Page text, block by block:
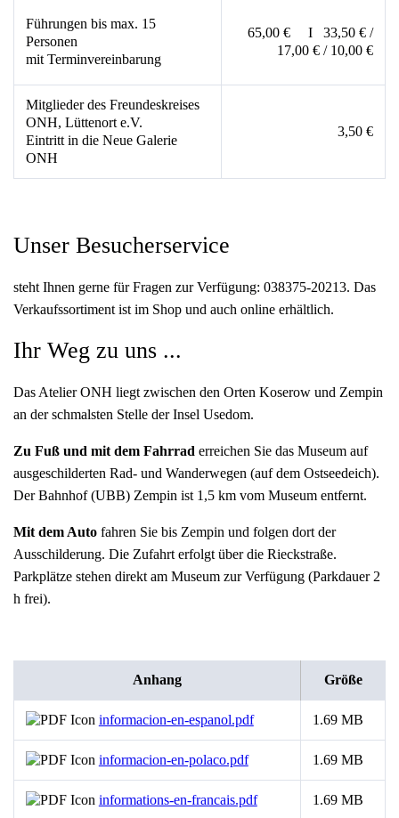
Führungen bis max. 15
Personen
mit Terminvereinbarung
65,00 € I 33,50 € /
17,00 € / 10,00 €
Mitglieder des Freundeskreises
ONH, Lüttenort e.V.
Eintritt in die Neue Galerie
ONH
3,50 €
Unser Besucherservice
steht Ihnen gerne für Fragen zur Verfügung: 038375-20213. Das
Verkaufssortiment ist im Shop und auch online erhältlich.
Ihr Weg zu uns ...
Das Atelier ONH liegt zwischen den Orten Koserow und Zempin
an der schmalsten Stelle der Insel Usedom.
Zu Fuß und mit dem Fahrrad erreichen Sie das Museum auf
ausgeschilderten Rad- und Wanderwegen (auf dem Ostseedeich).
Der Bahnhof (UBB) Zempin ist 1,5 km vom Museum entfernt.
Mit dem Auto fahren Sie bis Zempin und folgen dort der
Ausschilderung. Die Zufahrt erfolgt über die Rieckstraße.
Parkplätze stehen direkt am Museum zur Verfügung (Parkdauer 2
h frei).
Anhang Größe
informacion-en-espanol.pdf 1.69 MB
informacion-en-polaco.pdf 1.69 MB
informations-en-francais.pdf 1.69 MB